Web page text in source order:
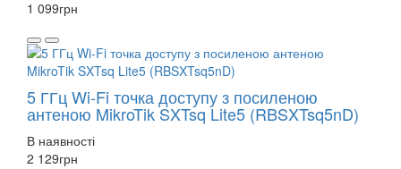
1 099грн
5 ГГц Wi-Fi точка доступу з посиленою
антеною MikroTik SXTsq Lite5 (RBSXTsq5nD)
В наявності
2 129грн